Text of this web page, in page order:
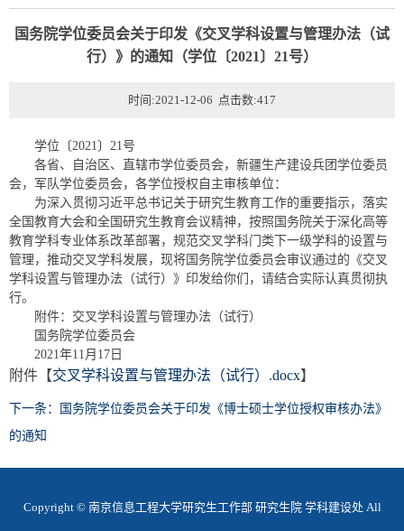
国务院学位委员会关于印发《交叉学科设置与管理办法（试
行）》的通知（学位〔2021〕21号）
时间:2021-12-06 点击数:417
学位〔2021〕21号
各省、自治区、直辖市学位委员会，新疆生产建设兵团学位委员
会，军队学位委员会，各学位授权自主审核单位：
为深入贯彻习近平总书记关于研究生教育工作的重要指示，落实
全国教育大会和全国研究生教育会议精神，按照国务院关于深化高等
教育学科专业体系改革部署，规范交叉学科门类下一级学科的设置与
管理，推动交叉学科发展，现将国务院学位委员会审议通过的《交叉
学科设置与管理办法（试行）》印发给你们，请结合实际认真贯彻执
行。
附件：交叉学科设置与管理办法（试行）
国务院学位委员会
2021年11月17日
附件【交叉学科设置与管理办法（试行）.docx】
下一条：国务院学位委员会关于印发《博士硕士学位授权审核办法》
的通知
Copyright © 南京信息工程大学研究生工作部 研究生院 学科建设处 All